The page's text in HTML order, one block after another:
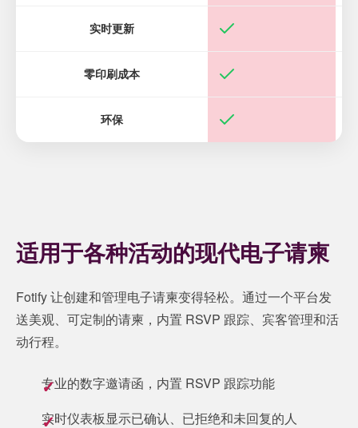
实时更新
零印刷成本
环保
适用于各种活动的现代电子请柬
Fotify 让创建和管理电子请柬变得轻松。通过一个平台发
送美观、可定制的请柬，内置 RSVP 跟踪、宾客管理和活
动行程。
专业的数字邀请函，内置 RSVP 跟踪功能
实时仪表板显示已确认、已拒绝和未回复的人